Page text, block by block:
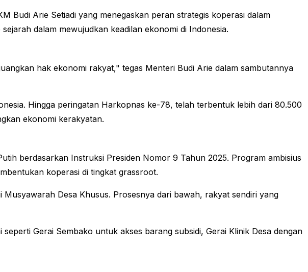
Budi Arie Setiadi yang menegaskan peran strategis koperasi dalam
dalam mewujudkan keadilan ekonomi di Indonesia.
hak ekonomi rakyat," tegas Menteri Budi Arie dalam sambutannya
Hingga peringatan Harkopnas ke-78, telah terbentuk lebih dari 80.500
ekonomi kerakyatan.
berdasarkan Instruksi Presiden Nomor 9 Tahun 2025. Program ambisius
koperasi di tingkat grassroot.
Desa Khusus. Prosesnya dari bawah, rakyat sendiri yang
Gerai Sembako untuk akses barang subsidi, Gerai Klinik Desa dengan